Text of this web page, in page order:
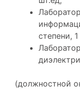
степени,
(должностной